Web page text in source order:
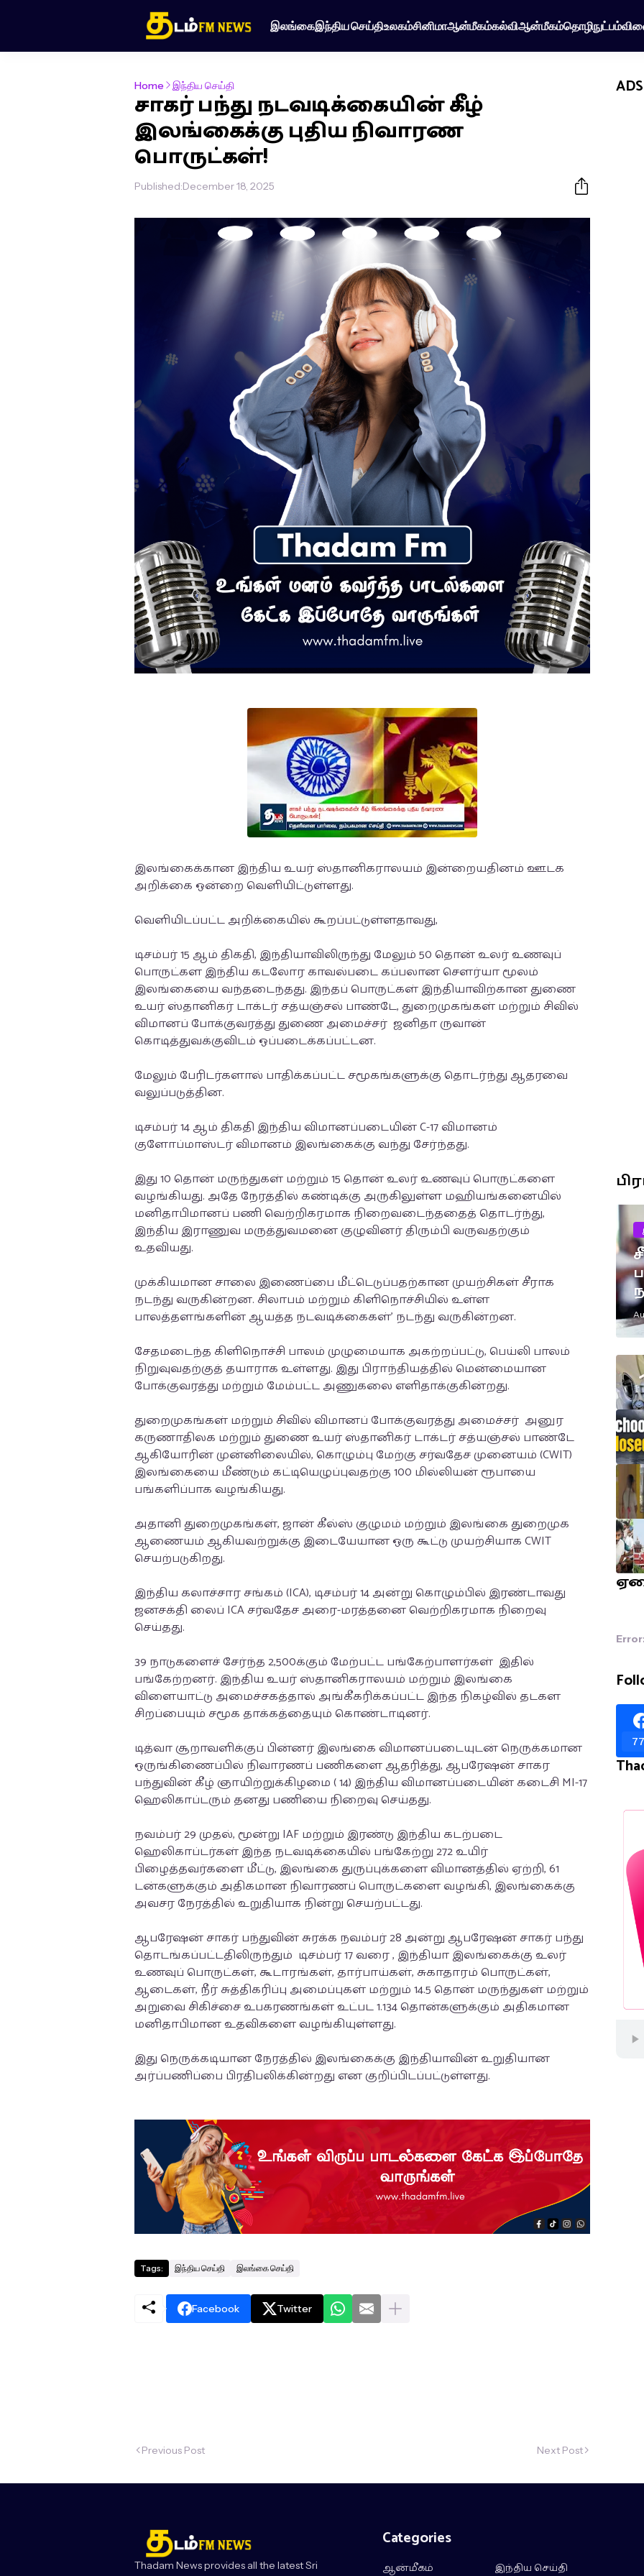
இலங்கைஇந்திய செய்திஉலகம்சினிமாஆன்மீகம்கல்விஆன்மீகம்தொழிநுட்பம்
Home இந்திய செய்தி
சாகர் பந்து நடவடிக்கையின் கீழ்
இலங்கைக்கு புதிய நிவாரண
பொருட்கள்!
Published:December 18, 2025
இலங்கைக்கான இந்திய உயர் ஸ்தானிகராலயம் இன்றையதினம் ஊடக
அறிக்கை ஒன்றை வெளியிட்டுள்ளது.
வெளியிடப்பட்ட அறிக்கையில் கூறப்பட்டுள்ளதாவது,
டிசம்பர் 15 ஆம் திகதி, இந்தியாவிலிருந்து மேலும் 50 தொன் உலர் உணவுப்
பொருட்கள இந்திய கடலோர காவல்படை கப்பலான சௌர்யா மூலம்
இலங்கையை வந்தடைந்தது. இந்தப் பொருட்கள் இந்தியாவிற்கான துணை
உயர் ஸ்தானிகர் டாக்டர் சத்யஞ்சல் பாண்டே, துறைமுகங்கள் மற்றும் சிவில்
விமானப் போக்குவரத்து துணை அமைச்சர் ஜனிதா ருவான்
கொடித்துவக்குவிடம் ஒப்படைக்கப்பட்டன.
மேலும் பேரிடர்களால் பாதிக்கப்பட்ட சமூகங்களுக்கு தொடர்ந்து ஆதரவை
வலுப்படுத்தின.
டிசம்பர் 14 ஆம் திகதி இந்திய விமானப்படையின் C-17 விமானம்
குளோப்மாஸ்டர் விமானம் இலங்கைக்கு வந்து சேர்ந்தது.
இது 10 தொன் மருந்துகள் மற்றும் 15 தொன் உலர் உணவுப் பொருட்களை
வழங்கியது. அதே நேரத்தில் கண்டிக்கு அருகிலுள்ள மஹியங்கனையில்
மனிதாபிமானப் பணி வெற்றிகரமாக நிறைவடைந்ததைத் தொடர்ந்து,
இந்திய இராணுவ மருத்துவமனை குழுவினர் திரும்பி வருவதற்கும்
உதவியது.
முக்கியமான சாலை இணைப்பை மீட்டெடுப்பதற்கான முயற்சிகள் சீராக
நடந்து வருகின்றன. சிலாபம் மற்றும் கிளிநொச்சியில் உள்ள
பாலத்தளங்களின் ஆயத்த நடவடிக்கைகள்' நடந்து வருகின்றன.
சேதமடைந்த கிளிநொச்சி பாலம் முழுமையாக அகற்றப்பட்டு, பெய்லி பாலம்
நிறுவுவதற்குத் தயாராக உள்ளது. இது பிராந்தியத்தில் மென்மையான
போக்குவரத்து மற்றும் மேம்பட்ட அணுகலை எளிதாக்குகின்றது.
துறைமுகங்கள் மற்றும் சிவில் விமானப் போக்குவரத்து அமைச்சர் அனுர
கருணாதிலக மற்றும் துணை உயர் ஸ்தானிகர் டாக்டர் சத்யஞ்சல் பாண்டே
ஆகியோரின் முன்னிலையில், கொழும்பு மேற்கு சர்வதேச முனையம் (CWIT)
இலங்கையை மீண்டும் கட்டியெழுப்புவதற்கு 100 மில்லியன் ரூபாயை
பங்களிப்பாக வழங்கியது.
அதானி துறைமுகங்கள், ஜான் கீல்ஸ் குழுமம் மற்றும் இலங்கை துறைமுக
ஆணையம் ஆகியவற்றுக்கு இடையேயான ஒரு கூட்டு முயற்சியாக CWIT
செயற்படுகிறது.
இந்திய கலாச்சார சங்கம் (ICA), டிசம்பர் 14 அன்று கொழும்பில் இரண்டாவது
ஜனசக்தி லைப் ICA சர்வதேச அரை-மரத்தனை வெற்றிகரமாக நிறைவு
செய்தது.
39 நாடுகளைச் சேர்ந்த 2,500க்கும் மேற்பட்ட பங்கேற்பாளர்கள் இதில்
பங்கேற்றனர். இந்திய உயர் ஸ்தானிகராலயம் மற்றும் இலங்கை
விளையாட்டு அமைச்சகத்தால் அங்கீகரிக்கப்பட்ட இந்த நிகழ்வில் தடகள
சிறப்பையும் சமூக தாக்கத்தையும் கொண்டாடினர்.
டித்வா சூறாவளிக்குப் பின்னர் இலங்கை விமானப்படையுடன் நெருக்கமான
ஒருங்கிணைப்பில் நிவாரணப் பணிகளை ஆதரித்து, ஆபரேஷன் சாகர
பந்துவின் கீழ் ஞாயிற்றுக்கிழமை ( 14) இந்திய விமானப்படையின் கடைசி MI-17
ஹெலிகாப்டரும் தனது பணியை நிறைவு செய்தது.
நவம்பர் 29 முதல், மூன்று IAF மற்றும் இரண்டு இந்திய கடற்படை
ஹெலிகாப்டர்கள் இந்த நடவடிக்கையில் பங்கேற்று 272 உயிர்
பிழைத்தவர்களை மீட்டு, இலங்கை துருப்புக்களை விமானத்தில் ஏற்றி, 61
டன்களுக்கும் அதிகமான நிவாரணப் பொருட்களை வழங்கி, இலங்கைக்கு
அவசர நேரத்தில் உறுதியாக நின்று செயற்பட்டது.
ஆபரேஷன் சாகர் பந்துவின் சுரக்க நவம்பர் 28 அன்று ஆபரேஷன் சாகர் பந்து
தொடங்கப்பட்டதிலிருந்தும் டிசம்பர் 17 வரை , இந்தியா இலங்கைக்கு உலர்
உணவுப் பொருட்கள், கூடாரங்கள், தார்பாய்கள், சுகாதாரம் பொருட்கள்,
ஆடைகள், நீர் சுத்திகரிப்பு அமைப்புகள் மற்றும் 14.5 தொன் மருந்துகள் மற்றும்
அறுவை சிகிச்சை உபகரணங்கள் உட்பட 1.134 தொன்களுக்கும் அதிகமான
மனிதாபிமான உதவிகளை வழங்கியுள்ளது.
இது நெருக்கடியான நேரத்தில் இலங்கைக்கு இந்தியாவின் உறுதியான
அர்ப்பணிப்பை பிரதிபலிக்கின்றது என குறிப்பிடப்பட்டுள்ளது.
Tags: இந்திய செய்தி இலங்கை செய்தி
Facebook Twitter
Previous Post Next Post
ADS
Thadam News provides all the latest Sri
Categories
ஆன்மீகம் இந்திய செய்தி